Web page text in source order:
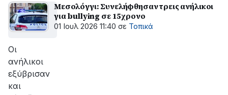
Μεσολόγγι: Συνελήφθησαν τρεις ανήλικοι
για bullying σε 15χρονο
01 Ιουλ 2026 11:40 σε Τοπικά
Οι
ανήλικοι
εξύβρισαν
και